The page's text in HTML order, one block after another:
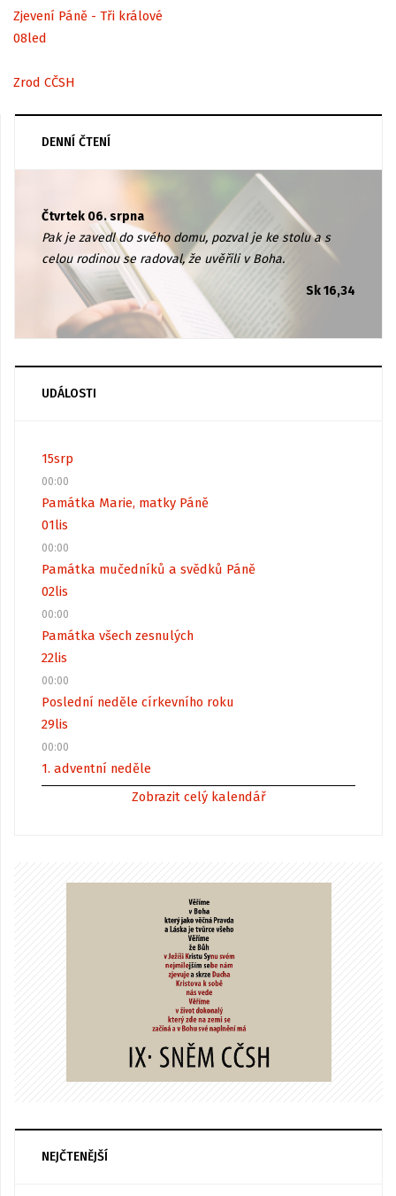
Zjevení Páně - Tři králové
08led
Zrod CČSH
DENNÍ ČTENÍ
Čtvrtek 06. srpna
Pak je zavedl do svého domu, pozval je ke stolu a s
celou rodinou se radoval, že uvěřili v Boha.
Sk 16,34
UDÁLOSTI
15srp
00:00
Památka Marie, matky Páně
01lis
00:00
Památka mučedníků a svědků Páně
02lis
00:00
Památka všech zesnulých
22lis
00:00
Poslední neděle církevního roku
29lis
00:00
1. adventní neděle
Zobrazit celý kalendář
NEJČTENĚJŠÍ